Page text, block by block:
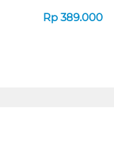
Rp 389.000